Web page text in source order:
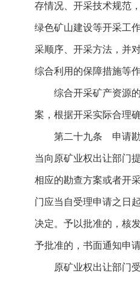
存情况、开采技术规范
绿色矿山建设等开采工
采顺序、开采方法，并
综合利用的保障措施等作
综合开采矿产资源
案，根据开采实际合理
第二十九条 申请
当向原矿业权出让部门
相应的勘查方案或者开
门应当自受理申请之日
决定。予以批准的，核
予批准的，书面通知申
原矿业权出让部门